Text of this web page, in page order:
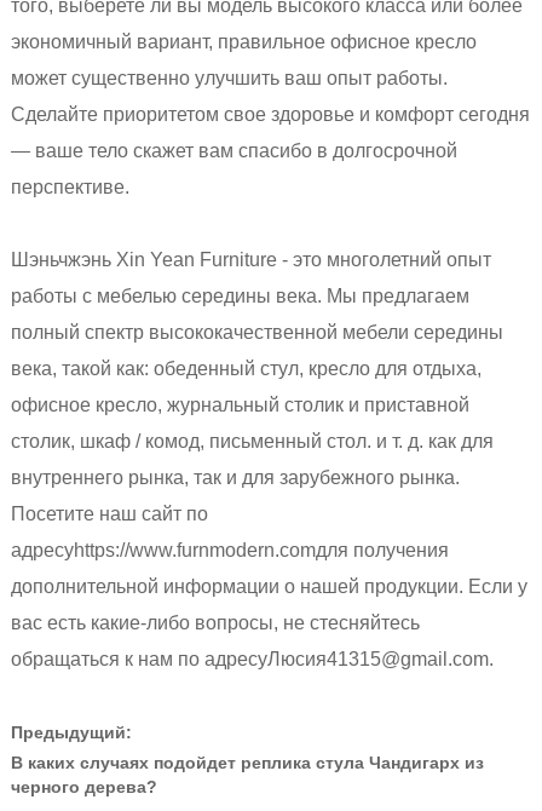
того, выберете ли вы модель высокого класса или более
экономичный вариант, правильное офисное кресло
может существенно улучшить ваш опыт работы.
Сделайте приоритетом свое здоровье и комфорт сегодня
— ваше тело скажет вам спасибо в долгосрочной
перспективе.
Шэньчжэнь Xin Yean Furniture - это многолетний опыт
работы с мебелью середины века. Мы предлагаем
полный спектр высококачественной мебели середины
века, такой как: обеденный стул, кресло для отдыха,
офисное кресло, журнальный столик и приставной
столик, шкаф / комод, письменный стол. и т. д. как для
внутреннего рынка, так и для зарубежного рынка.
Посетите наш сайт по
адресуhttps://www.furnmodern.comдля получения
дополнительной информации о нашей продукции. Если у
вас есть какие-либо вопросы, не стесняйтесь
обращаться к нам по адресуЛюсия41315@gmail.com.
Предыдущий:
В каких случаях подойдет реплика стула Чандигарх из
черного дерева?